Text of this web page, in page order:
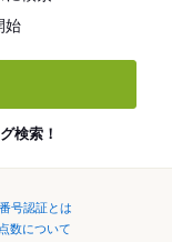
始
検索！
号認証とは
点数について